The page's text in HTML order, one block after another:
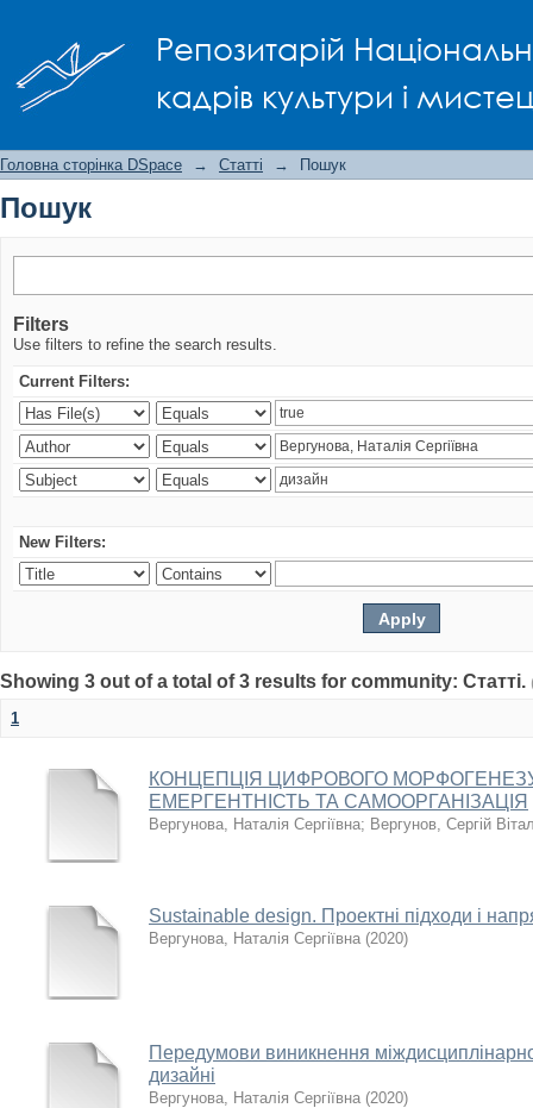
Репозитарій
кадрів культури і
Головна сторінка DSpace → Статті → Пошук
Пошук
Filters
Use filters to refine the search results.
Current Filters:
New Filters:
Showing 3 out of a total of 3 results for community: Статті.
1
КОНЦЕПЦІЯ ЦИФРОВОГО
ЕМЕРГЕНТНІСТЬ ТА САМООРГАНІЗАЦІЯ
Вергунова, Наталія Сергіївна; Вергунов, Сергій
Sustainable design. Проектні підходи і
Вергунова, Наталія Сергіївна (2020)
Передумови виникнення
дизайні
Вергунова, Наталія Сергіївна (2020)